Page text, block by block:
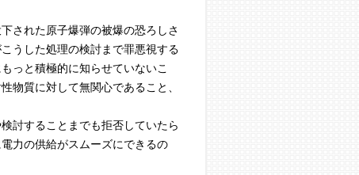
された原子爆弾の被爆の恐ろしさ
うした処理の検討まで罪悪視する
っと積極的に知らせていないこ
物質に対して無関心であること、
討することまでも拒否していたら
力の供給がスムーズにできるの